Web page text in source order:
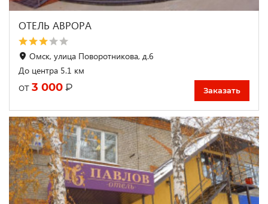
ОТЕЛЬ АВРОРА
Омск, улица Поворотникова, д.6
До центра 5.1 км
от 3 000 ₽ Заказать